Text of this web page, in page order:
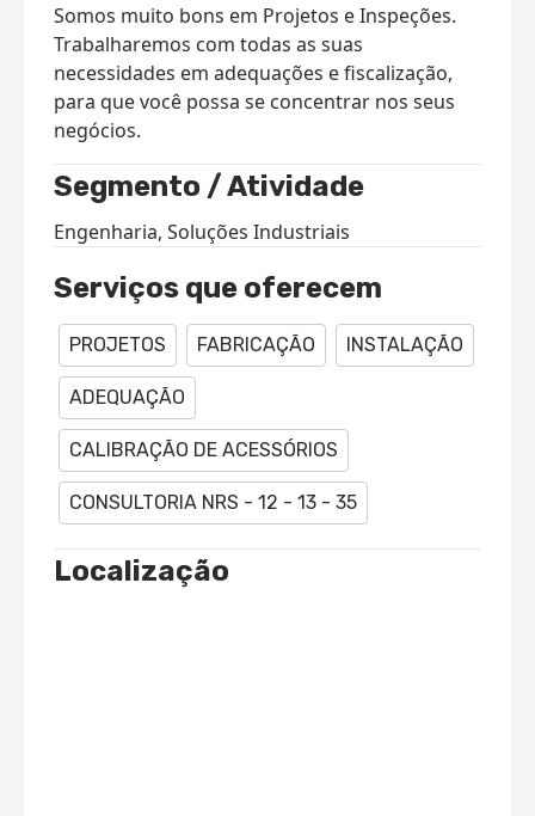
Somos muito bons em Projetos e Inspeções.
Trabalharemos com todas as suas
necessidades em adequações e fiscalização,
para que você possa se concentrar nos seus
negócios.
Segmento / Atividade
Engenharia, Soluções Industriais
Serviços que oferecem
PROJETOS FABRICAÇÃO INSTALAÇÃO
ADEQUAÇÃO
CALIBRAÇÃO DE ACESSÓRIOS
CONSULTORIA NRS - 12 - 13 - 35
Localização